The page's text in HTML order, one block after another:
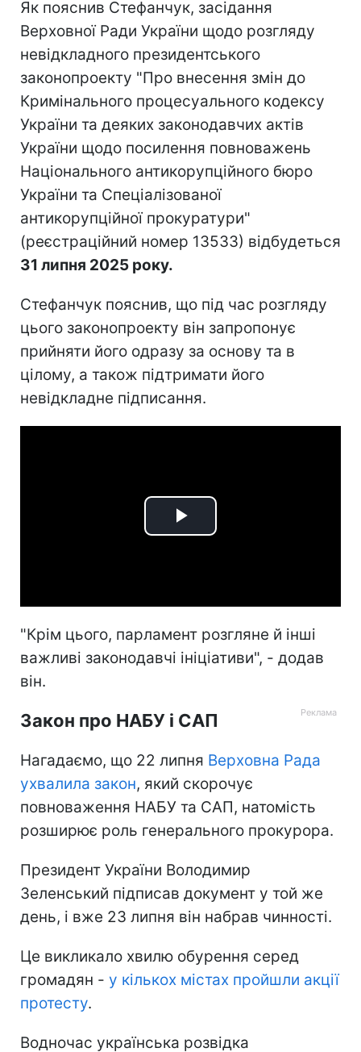
Як пояснив Стефанчук, засідання
Верховної Ради України щодо розгляду
невідкладного президентського
законопроекту "Про внесення змін до
Кримінального процесуального кодексу
України та деяких законодавчих актів
України щодо посилення повноважень
Національного антикорупційного бюро
України та Спеціалізованої
антикорупційної прокуратури"
(реєстраційний номер 13533) відбудеться
31 липня 2025 року.
Стефанчук пояснив, що під час розгляду
цього законопроекту він запропонує
прийняти його одразу за основу та в
цілому, а також підтримати його
невідкладне підписання.
Play
"Крім цього, парламент розгляне й інші
важливі законодавчі ініціативи", - додав
він.
Закон про НАБУ і САП
Нагадаємо, що 22 липня Верховна Рада
ухвалила закон, який скорочує
повноваження НАБУ та САП, натомість
розширює роль генерального прокурора.
Президент України Володимир
Зеленський підписав документ у той же
день, і вже 23 липня він набрав чинності.
Це викликало хвилю обурення серед
громадян - у кількох містах пройшли акції
протесту.
Водночас українська розвідка